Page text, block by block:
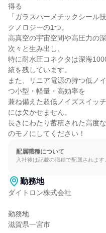
得る
「ガラスハーメチックシール
クノロジーの1つ。
高真空の宇宙空間や高圧力の
次々と生み出し、
特に耐水圧コネクタは深海
績を残しています。
また、リニア電源の持つ低ノ
つ小型・軽量・高効率を
兼ね備えた超低ノイズスイッ
には欠かせません。
長きにわたり蓄積された高度
のモノにしてください！
配属職種について
入社後は記載の職種で配属されます
勤務地
ダイトロン株式会社
勤務地
滋賀県一宮市